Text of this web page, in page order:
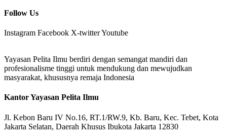
Follow Us
Instagram Facebook X-twitterYoutube
Yayasan Pelita Ilmu berdiri dengan semangat mandiri dan
profesionalisme tinggi untuk mendukung dan mewujudkan
masyarakat, khususnya remaja Indonesia
Kantor Yayasan Pelita Ilmu
Jl. Kebon Baru IV No.16, RT.1/RW.9, Kb. Baru, Kec. Tebet, Kota
Jakarta Selatan, Daerah Khusus Ibukota Jakarta 12830